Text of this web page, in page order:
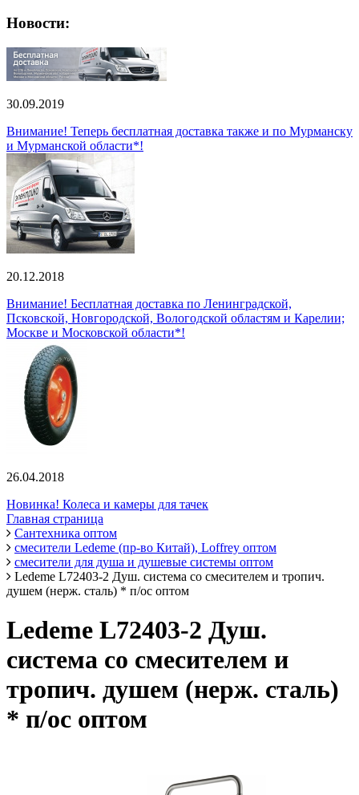
Новости:
30.09.2019
Внимание! Теперь бесплатная доставка также и по Мурманску
и Мурманской области*!
20.12.2018
Внимание! Бесплатная доставка по Ленинградской,
Псковской, Новгородской, Вологодской областям и Карелии;
Москве и Московской области*!
26.04.2018
Новинка! Колеса и камеры для тачек
Главная страница
Сантехника оптом
смесители Ledeme (пр-во Китай), Loffrey оптом
смесители для душа и душевые системы оптом
Ledeme L72403-2 Душ. система со смесителем и тропич.
душем (нерж. сталь) * п/ос оптом
Ledeme L72403-2 Душ.
система со смесителем и
тропич. душем (нерж. сталь)
* п/ос оптом